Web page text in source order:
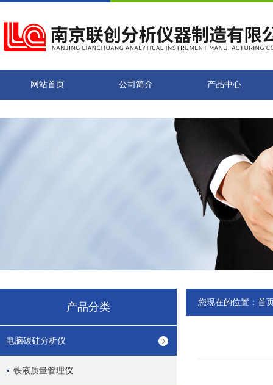
网站首页 公司简介 产品中心
产品分类
电脑碳硅分析仪
铁液质量管理仪
您现在的位置： 首